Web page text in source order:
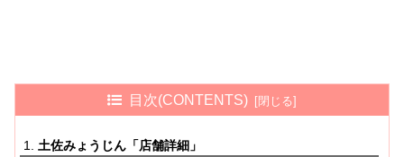
目次(CONTENTS)
土佐みょうじん「店舗詳細」